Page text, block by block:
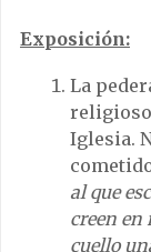
Exposición:
La
Iglesia.
al que
creen en
cuello